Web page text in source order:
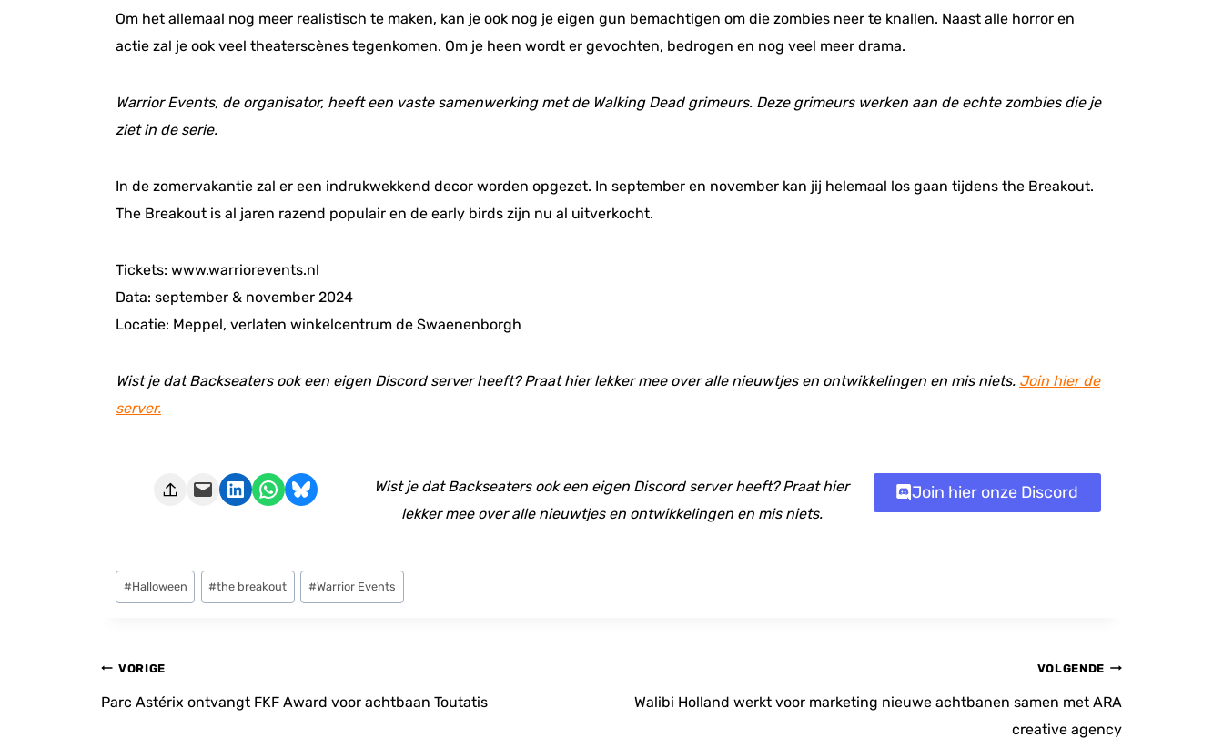
Om het allemaal nog meer realistisch te maken, kan je ook nog je eigen gun bemachtigen om die zombies neer te knallen. Naast alle horror en
actie zal je ook veel theaterscènes tegenkomen. Om je heen wordt er gevochten, bedrogen en nog veel meer drama.
Warrior Events, de organisator, heeft een vaste samenwerking met de Walking Dead grimeurs. Deze grimeurs werken aan de echte zombies die je
ziet in de serie.
In de zomervakantie zal er een indrukwekkend decor worden opgezet. In september en november kan jij helemaal los gaan tijdens the Breakout.
The Breakout is al jaren razend populair en de early birds zijn nu al uitverkocht.
Tickets: www.warriorevents.nl
Data: september & november 2024
Locatie: Meppel, verlaten winkelcentrum de Swaenenborgh
Wist je dat Backseaters ook een eigen Discord server heeft? Praat hier lekker mee over alle nieuwtjes en ontwikkelingen en mis niets. Join hier de
server.
Deze pagina e-mailen Delen op LinkedIn Delen via WhatsApp Share on Bluesky
Wist je dat Backseaters ook een eigen Discord server heeft? Praat hier
lekker mee over alle nieuwtjes en ontwikkelingen en mis niets.
Join hier onze Discord
Bericht
tags:
#Halloween #the breakout #Warrior Events
Bericht
navigatie
VORIGE
Parc Astérix ontvangt FKF Award voor achtbaan Toutatis
VOLGENDE
Walibi Holland werkt voor marketing nieuwe achtbanen samen met ARA
creative agency